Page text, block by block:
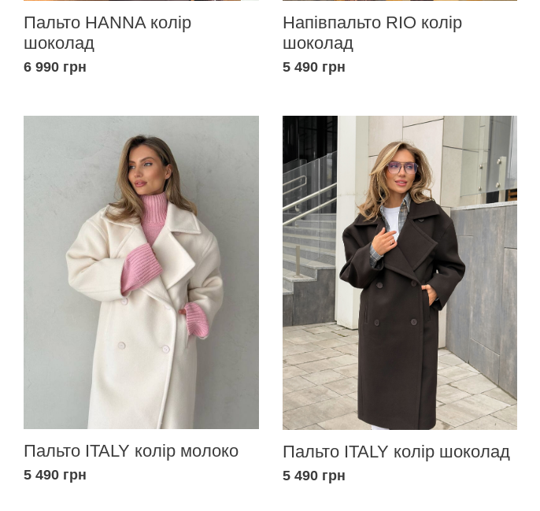
Пальто HANNA колір
шоколад
6 990 грн
Напівпальто RIO колір
шоколад
5 490 грн
Пальто ITALY колір молоко
5 490 грн
Пальто ITALY колір шоколад
5 490 грн